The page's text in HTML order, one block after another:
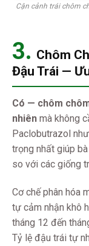
Cận cảnh trái chôm
3. Chôm
Đậu Trái —
Có — chôm
nhiên mà không
Paclobutrazol
trọng nhất giúp
so với các giống
Cơ chế phân hóa
tự cảm nhận khô
tháng 12 đến
Tỷ lệ đậu trái tự